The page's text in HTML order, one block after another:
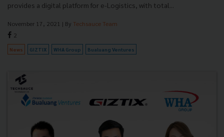
provides a digital platform for e-Logistics, with total...
November 17, 2021 | By Techsauce Team
2
News GIZTIX WHA Group Bualuang Ventures